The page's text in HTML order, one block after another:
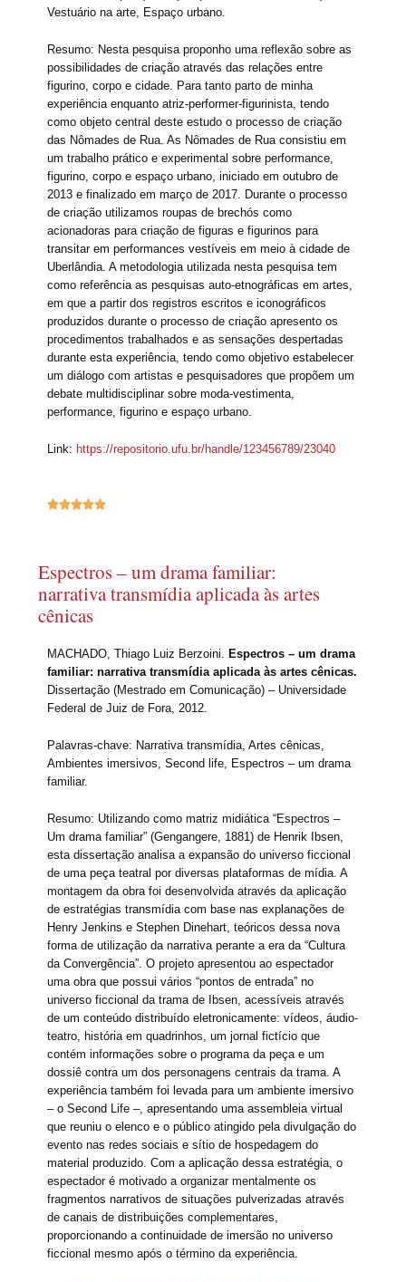
Vestuário na arte, Espaço urbano.
Resumo: Nesta pesquisa proponho uma reflexão sobre as
possibilidades de criação através das relações entre
figurino, corpo e cidade. Para tanto parto de minha
experiência enquanto atriz-performer-figurinista, tendo
como objeto central deste estudo o processo de criação
das Nômades de Rua. As Nômades de Rua consistiu em
um trabalho prático e experimental sobre performance,
figurino, corpo e espaço urbano, iniciado em outubro de
2013 e finalizado em março de 2017. Durante o processo
de criação utilizamos roupas de brechós como
acionadoras para criação de figuras e figurinos para
transitar em performances vestíveis em meio à cidade de
Uberlândia. A metodologia utilizada nesta pesquisa tem
como referência as pesquisas auto-etnográficas em artes,
em que a partir dos registros escritos e iconográficos
produzidos durante o processo de criação apresento os
procedimentos trabalhados e as sensações despertadas
durante esta experiência, tendo como objetivo estabelecer
um diálogo com artistas e pesquisadores que propõem um
debate multidisciplinar sobre moda-vestimenta,
performance, figurino e espaço urbano.
Link: https://repositorio.ufu.br/handle/123456789/23040

Espectros – um drama familiar:
narrativa transmídia aplicada às artes
cênicas
MACHADO, Thiago Luiz Berzoini.Espectros – um drama
familiar: narrativa transmídia aplicada às artes cênicas.
Dissertação (Mestrado em Comunicação) – Universidade
Federal de Juiz de Fora, 2012.
Palavras-chave: Narrativa transmídia, Artes cênicas,
Ambientes imersivos, Second life, Espectros – um drama
familiar.
Resumo: Utilizando como matriz midiática “Espectros –
Um drama familiar” (Gengangere, 1881) de Henrik Ibsen,
esta dissertação analisa a expansão do universo ficcional
de uma peça teatral por diversas plataformas de mídia. A
montagem da obra foi desenvolvida através da aplicação
de estratégias transmídia com base nas explanações de
Henry Jenkins e Stephen Dinehart, teóricos dessa nova
forma de utilização da narrativa perante a era da “Cultura
da Convergência”. O projeto apresentou ao espectador
uma obra que possui vários “pontos de entrada” no
universo ficcional da trama de Ibsen, acessíveis através
de um conteúdo distribuído eletronicamente: vídeos, áudio-
teatro, história em quadrinhos, um jornal fictício que
contém informações sobre o programa da peça e um
dossiê contra um dos personagens centrais da trama. A
experiência também foi levada para um ambiente imersivo
– o Second Life –, apresentando uma assembleia virtual
que reuniu o elenco e o público atingido pela divulgação do
evento nas redes sociais e sítio de hospedagem do
material produzido. Com a aplicação dessa estratégia, o
espectador é motivado a organizar mentalmente os
fragmentos narrativos de situações pulverizadas através
de canais de distribuições complementares,
proporcionando a continuidade de imersão no universo
ficcional mesmo após o término da experiência.